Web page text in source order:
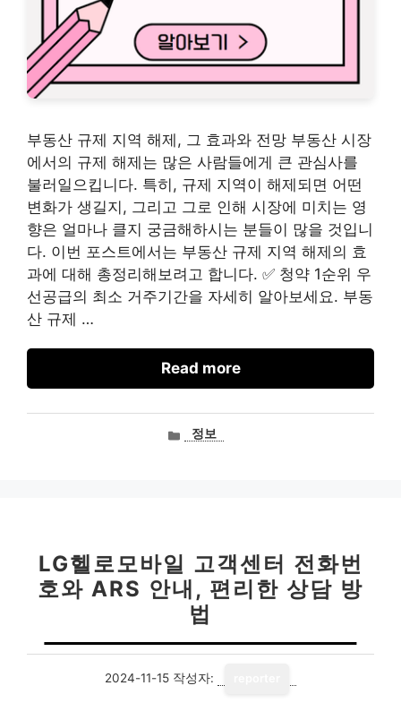
부동산 규제 지역 해제, 그 효과와 전망 부동산 시장
에서의 규제 해제는 많은 사람들에게 큰 관심사를
불러일으킵니다. 특히, 규제 지역이 해제되면 어떤
변화가 생길지, 그리고 그로 인해 시장에 미치는 영
향은 얼마나 클지 궁금해하시는 분들이 많을 것입니
다. 이번 포스트에서는 부동산 규제 지역 해제의 효
과에 대해 총정리해보려고 합니다. ✅ 청약 1순위 우
선공급의 최소 거주기간을 자세히 알아보세요. 부동
산 규제 …
Read more
카정보
LG헬로모바일 고객센터 전화번
호와 ARS 안내, 편리한 상담 방
법
2024-11-15 작성자: